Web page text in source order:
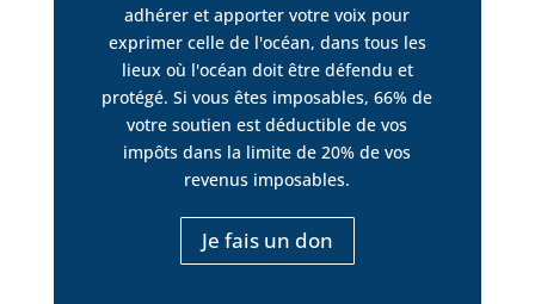
adhérer et apporter votre voix pour
exprimer celle de l'océan, dans tous les
lieux où l'océan doit être défendu et
protégé. Si vous êtes imposables, 66% de
votre soutien est déductible de vos
impôts dans la limite de 20% de vos
revenus imposables.
Je fais un don